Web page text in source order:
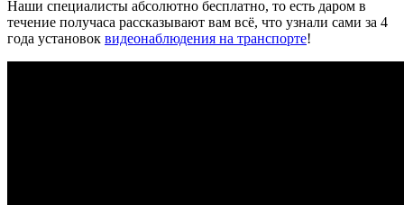
Наши специалисты абсолютно бесплатно, то есть даром в
течение получаса рассказывают вам всё, что узнали сами за 4
года установок видеонаблюдения на транспорте!